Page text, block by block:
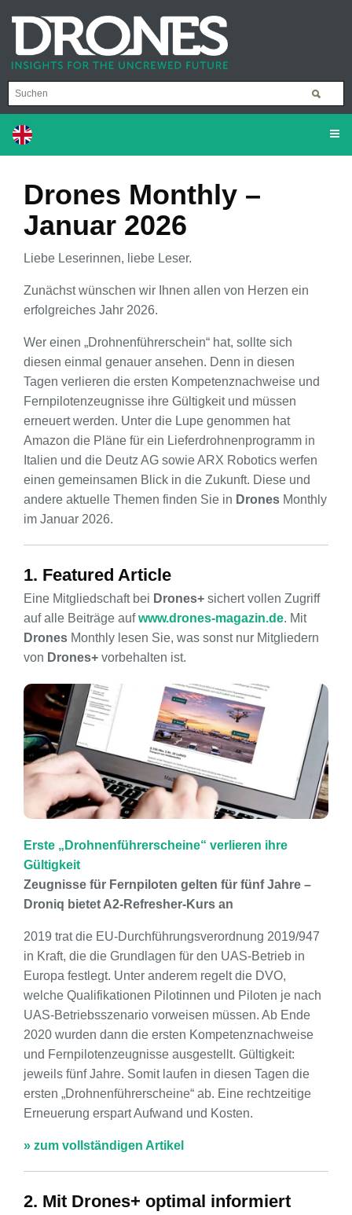
Drones Monthly –
Januar 2026
Liebe Leserinnen, liebe Leser.
Zunächst wünschen wir Ihnen allen von Herzen ein
erfolgreiches Jahr 2026.
Wer einen „Drohnenführerschein“ hat, sollte sich
diesen einmal genauer ansehen. Denn in diesen
Tagen verlieren die ersten Kompetenznachweise und
Fernpilotenzeugnisse ihre Gültigkeit und müssen
erneuert werden. Unter die Lupe genommen hat
Amazon die Pläne für ein Lieferdrohnenprogramm in
Italien und die Deutz AG sowie ARX Robotics werfen
einen gemeinsamen Blick in die Zukunft. Diese und
andere aktuelle Themen finden Sie in Drones Monthly
im Januar 2026.
1. Featured Article
Eine Mitgliedschaft bei Drones+ sichert vollen Zugriff
auf alle Beiträge aufwww.drones-magazin.de. Mit
Drones Monthly lesen Sie, was sonst nur Mitgliedern
von Drones+ vorbehalten ist.
Erste „Drohnenführerscheine“ verlieren ihre
Gültigkeit
Zeugnisse für Fernpiloten gelten für fünf Jahre –
Droniq bietet A2-Refresher-Kurs an
2019 trat die EU-Durchführungsverordnung 2019/947
in Kraft, die die Grundlagen für den UAS-Betrieb in
Europa festlegt. Unter anderem regelt die DVO,
welche Qualifikationen Pilotinnen und Piloten je nach
UAS-Betriebsszenario vorweisen müssen. Ab Ende
2020 wurden dann die ersten Kompetenznachweise
und Fernpilotenzeugnisse ausgestellt. Gültigkeit:
jeweils fünf Jahre. Somit laufen in diesen Tagen die
ersten „Drohnenführerscheine“ ab. Eine rechtzeitige
Erneuerung erspart Aufwand und Kosten.
» zum vollständigen Artikel
2. Mit Drones+ optimal informiert